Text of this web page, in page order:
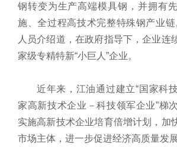
钢转变为生产高端模具钢，并拥有
施、全过程高技术完整特殊钢产业链
人员介绍道，在政府指导下，企业连
家级专精特新“小巨人”企业。
近年来，江油通过建立“国家科
家高新技术企业－科技领军企业”梯
实施高新技术企业培育倍增计划，加
市场主体，进一步促进经济高质量发展